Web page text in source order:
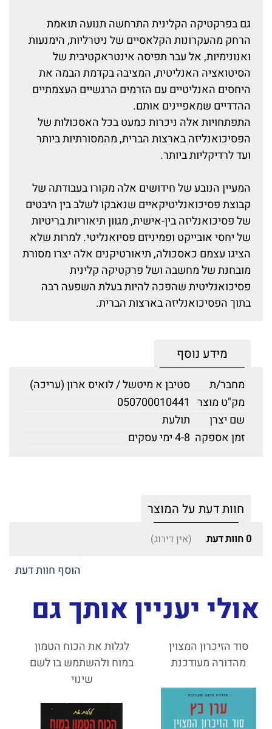
גם בפרקטיקה הקלינית התרחשה תנועה תואמת
הרחק מהעקרונות הקלאסיים של ניטרליות, הימנעות
ואנונימיות, אל עבר תפיסה אינטראקטיבית של
הסיטואציה האנליטית, המציבה בקדמת הבמה את
היחסים האנליטיים עם הזרמים הרגשיים העצמתיים
ההדדיים שמאפיינים אותם.
התפתחויות אלה ניכרות כמעט בכל האסכולות של
הפסיכואנליזה בארצות הברית, מהמסורתיות ביותר
ועד לרדיקליות ביותר.
המעיין הנובע של חידושים אלה מקורו בעבודתה של
קבוצת פסיכואנליטיקאיים שנאבקו לשלב בין היבטים
של פסיכואנליזה בין-אישית, מגוון תיאוריות בריטיות
של יחסי אובייקט ופמיניזם פסיואנליטי. למרות שלא
הציגו עצמם כאסכולה, תיאורטיקנים אלה יצרו מסורת
מובחנת של מחשבה ושל פרקטיקה קלינית
פסיכואנליטית שהפכה להיות בעלת השפעה רבה
בתוך הפסיכואנליזה בארצות הברית.
מידע נוסף
מחבר/ת
סטיבן א מיטשל / לואיס ארון (עריכה)
מק"ט מוצר 050700010441
שם יצרן
תולעת
זמן אספקה 4-8 ימי עסקים
חוות דעת על המוצר
0 חוות דעת (אין דירוג)
הוסף חוות דעת
אולי יעניין אותך גם
סוד הזיכרון המצוין
מהדורה מעודכנת
לגלות את הכוח הטמון
במוח ולהשתמש בו לשם
שינוי